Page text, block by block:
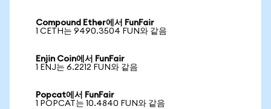
Compound Ether에서 FunFair
1 CETH는 9490.3504 FUN와 같음
Enjin Coin에서 FunFair
1 ENJ는 6.2212 FUN와 같음
Popcat에서 FunFair
1 POPCAT는 10.4840 FUN와 같음